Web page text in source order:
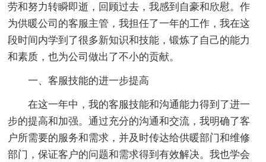
劳和努力转瞬即逝，回顾过去，我感到自豪和欣慰。作
为供暖公司的客服主管，我担任了一年的工作，我在这
段时间内学到了很多新知识和技能，锻炼了自己的能力
和素质，也为公司做出了不小的贡献。
一、客服技能的进一步提高
在这一年中，我的客服技能和沟通能力得到了进一
步的提高和加强。通过充分的沟通和交流，我明确了客
户所需要的服务和需求，并及时传达给供暖部门和维修
部门，保证客户的问题和需求得到有效解决。我也学会